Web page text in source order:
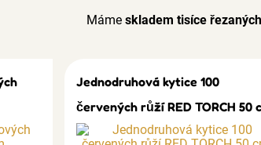
Máme skladem tisíce
Jednodruhová kytice 100
červených růží RED TORCH 50